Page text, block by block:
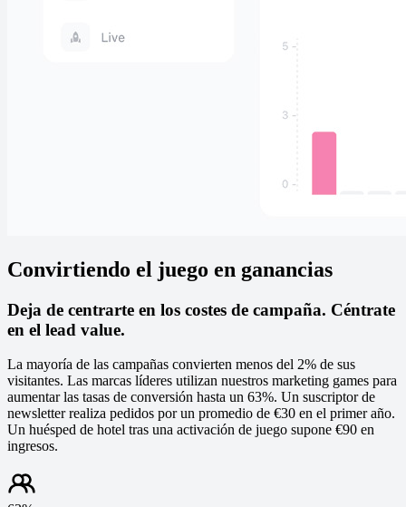
Convirtiendo el juego en ganancias
Deja de centrarte en los costes de campaña. Céntrate
en el lead value.
La mayoría de las campañas convierten menos del 2% de sus
visitantes. Las marcas líderes utilizan nuestros marketing games para
aumentar las tasas de conversión hasta un 63%. Un suscriptor de
newsletter realiza pedidos por un promedio de €30 en el primer año.
Un huésped de hotel tras una activación de juego supone €90 en
ingresos.